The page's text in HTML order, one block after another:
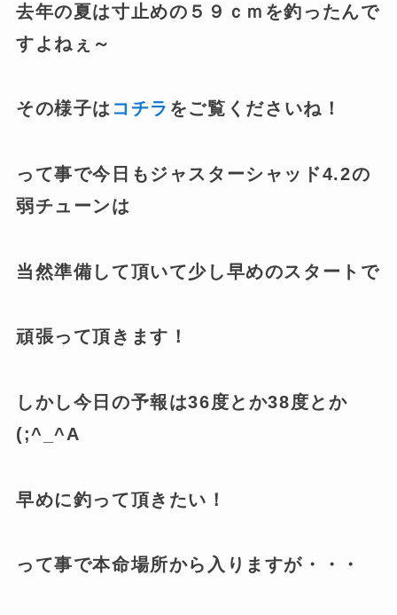
去年の夏は寸止めの５９ｃｍを釣ったんで
すよねぇ～
その様子は コチラ をご覧くださいね！
って事で今日もジャスターシャッド4.2の
弱チューンは
当然準備して頂いて少し早めのスタートで
頑張って頂きます！
しかし今日の予報は36度とか38度とか
(;^_^A
早めに釣って頂きたい！
って事で本命場所から入りますが・・・